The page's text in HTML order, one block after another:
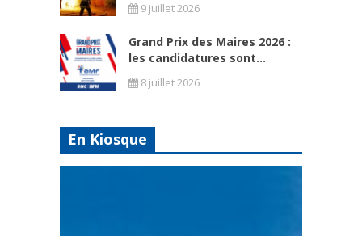
9 juillet 2026
Grand Prix des Maires 2026 :
les candidatures sont...
8 juillet 2026
En Kiosque